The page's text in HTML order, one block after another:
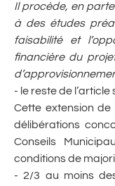
Il procède, en
à des études
faisabilité et
financière du
- le reste de
Cette extension
délibérations
Conseils
conditions de
- 2/3 au moins